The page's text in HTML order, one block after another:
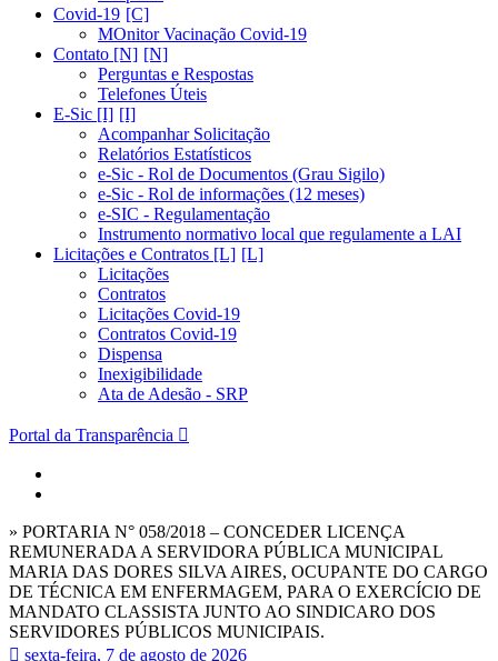
Covid-19
MOnitor Vacinação Covid-19
Contato [N]
Perguntas e Respostas
Telefones Úteis
E-Sic [I]
Acompanhar Solicitação
Relatórios Estatísticos
e-Sic - Rol de Documentos (Grau Sigilo)
e-Sic - Rol de informações (12 meses)
e-SIC - Regulamentação
Instrumento normativo local que regulamente a LAI
Licitações e Contratos [L]
Licitações
Contratos
Licitações Covid-19
Contratos Covid-19
Dispensa
Inexigibilidade
Ata de Adesão - SRP
Portal da Transparência
» PORTARIA N° 058/2018 – CONCEDER LICENÇA
REMUNERADA A SERVIDORA PÚBLICA MUNICIPAL
MARIA DAS DORES SILVA AIRES, OCUPANTE DO CARGO
DE TÉCNICA EM ENFERMAGEM, PARA O EXERCÍCIO DE
MANDATO CLASSISTA JUNTO AO SINDICARO DOS
SERVIDORES PÚBLICOS MUNICIPAIS.
sexta-feira, 7 de agosto de 2026